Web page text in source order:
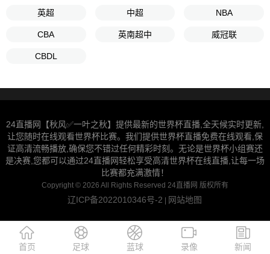
英超 中超 NBA
CBA 英南超中 威冠联
CBDL
24直播网【秋风✅一叶之秋】提供最新的世界杯直播,全天候实时更新,
让您随时在线观看世界杯比赛。我们提供世界杯直播免费在线观看,保
证高清流畅播放,确保您不错过任何精彩时刻。无论是世界杯小组赛还
是决赛,您都可以通过24直播网轻松享受高清世界杯在线直播,让每一场
比赛都充满激情！
Copyright © 2026 All Rights Reserved 24直播网 版权所有
辽ICP备2022010346号-2 | 网站地图
首页 足球 蓝球 录像 新闻